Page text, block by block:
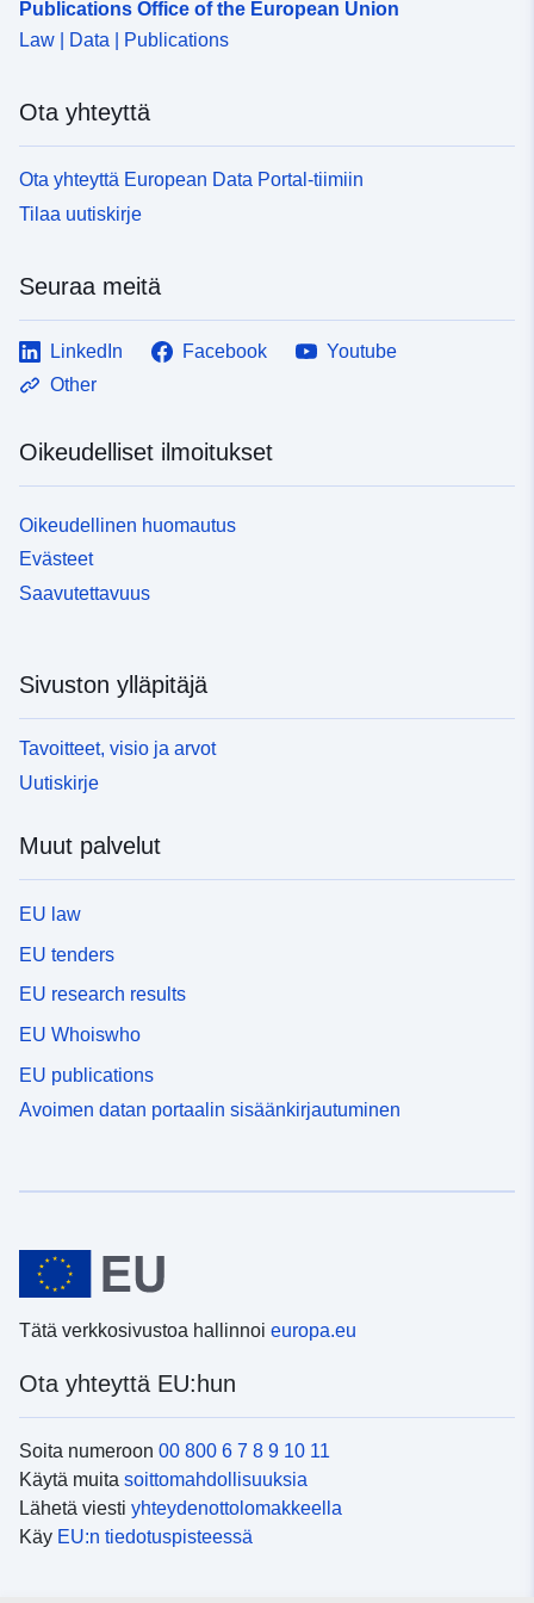
Publications Office of the European Union
Law | Data | Publications
Ota yhteyttä
Ota yhteyttä European Data Portal-tiimiin
Tilaa uutiskirje
Seuraa meitä
LinkedIn Facebook
Youtube
Other
Oikeudelliset ilmoitukset
Oikeudellinen huomautus
Evästeet
Saavutettavuus
Sivuston ylläpitäjä
Tavoitteet, visio ja arvot
Uutiskirje
Muut palvelut
EU law
EU tenders
EU research results
EU Whoiswho
EU publications
Avoimen datan portaalin sisäänkirjautuminen
Tätä verkkosivustoa hallinnoi europa.eu
Ota yhteyttä EU:hun
Soita numeroon 00 800 6 7 8 9 10 11
Käytä muita soittomahdollisuuksia
Lähetä viesti yhteydenottolomakkeella
Käy EU:n tiedotuspisteessä